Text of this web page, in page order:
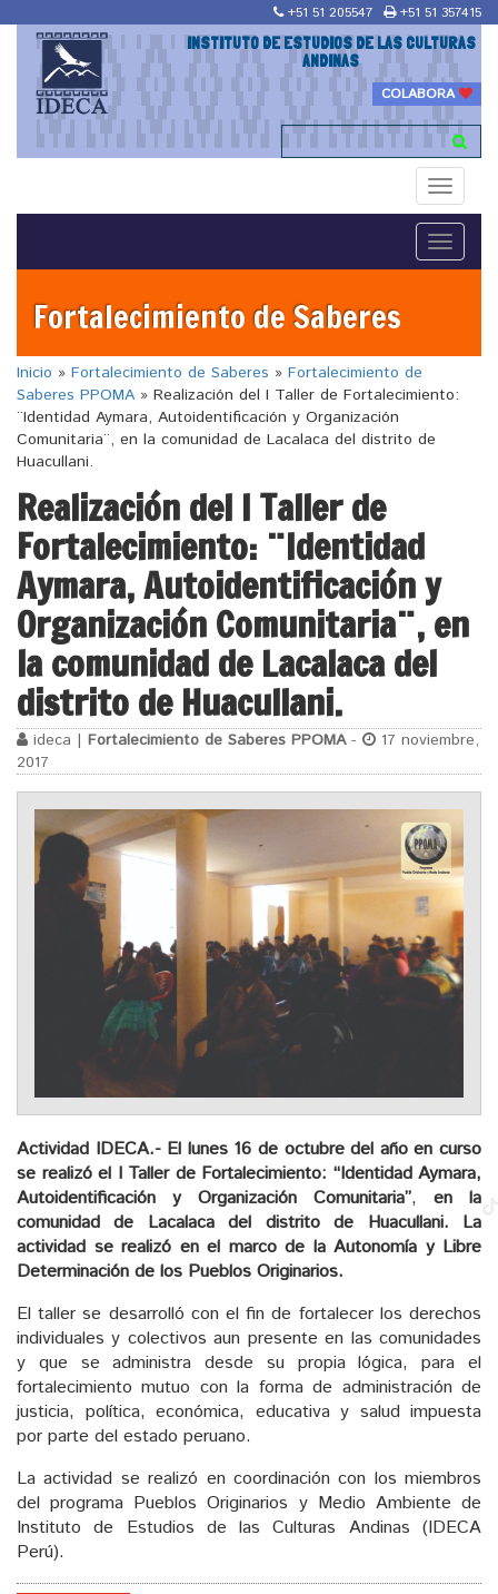
+51 51 205547 +51 51 357415
INSTITUTO DE ESTUDIOS DE LAS CULTURAS
ANDINAS
COLABORA
Toggle
Toggle
Fortalecimiento de Saberes
Inicio » Fortalecimiento de Saberes » Fortalecimiento de
Saberes PPOMA » Realización del I Taller de Fortalecimiento:
¨Identidad Aymara, Autoidentificación y Organización
Comunitaria¨, en la comunidad de Lacalaca del distrito de
Huacullani.
Realización del I Taller de
Fortalecimiento: ¨Identidad
Aymara, Autoidentificación y
Organización Comunitaria¨, en
la comunidad de Lacalaca del
distrito de Huacullani.
ideca | Fortalecimiento de Saberes PPOMA-
17 noviembre,
2017
Actividad IDECA.- El lunes 16 de octubre del año en curso
se realizó el I Taller de Fortalecimiento: “Identidad Aymara,
Autoidentificación y Organización Comunitaria”, en la
comunidad de Lacalaca del distrito de Huacullani. La
actividad se realizó en el marco de la Autonomía y Libre
Determinación de los Pueblos Originarios.
El taller se desarrolló con el fin de fortalecer los derechos
individuales y colectivos aun presente en las comunidades
y que se administra desde su propia lógica, para el
fortalecimiento mutuo con la forma de administración de
justicia, política, económica, educativa y salud impuesta
por parte del estado peruano.
La actividad se realizó en coordinación con los miembros
del programa Pueblos Originarios y Medio Ambiente de
Instituto de Estudios de las Culturas Andinas (IDECA
Perú).